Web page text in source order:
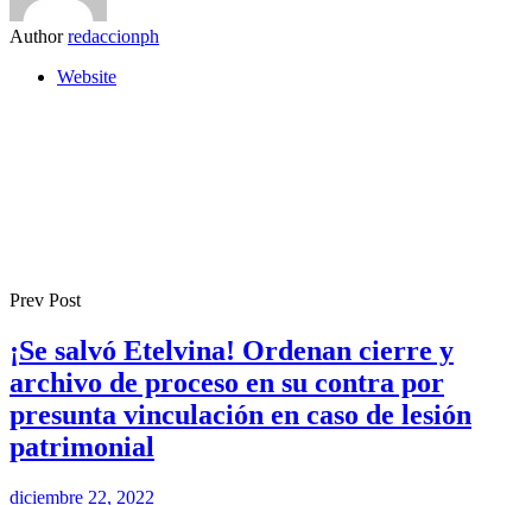
Author redaccionph
Website
Prev Post
¡Se salvó Etelvina! Ordenan cierre y
archivo de proceso en su contra por
presunta vinculación en caso de lesión
patrimonial
diciembre 22, 2022